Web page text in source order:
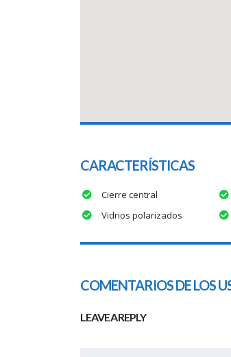
CARACTERÍSTICAS
Cierre central
Vidrios polarizados
COMENTARIOS DE LOS
LEAVE A REPLY